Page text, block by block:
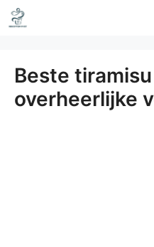
Ga
naar
inhoud
Beste
overheerlijke